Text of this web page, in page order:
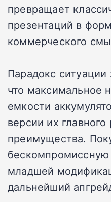
превращает
презентаций в
коммерческого
Парадокс
что максимальное
емкости
версии их
преимущества.
младшей
дальнейший